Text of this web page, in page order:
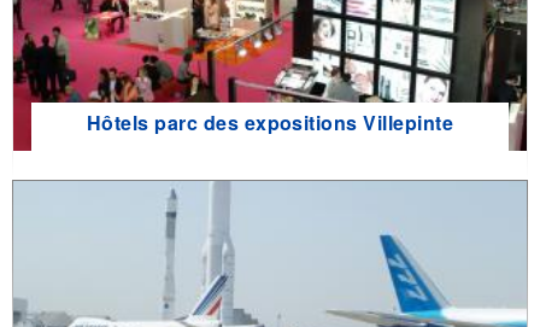
Hôtels parc des expositions Villepinte